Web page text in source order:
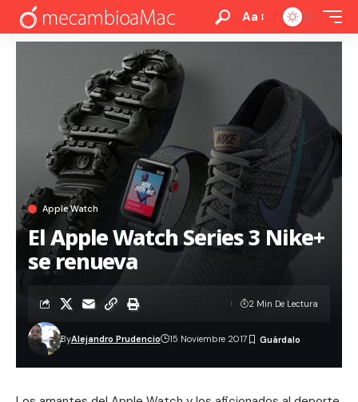
Aa
Apple Watch
El Apple Watch Series 3 Nike+
se renueva
ByAlejandro Prudencio 15 Noviembre 2017
2 Min De Lectura